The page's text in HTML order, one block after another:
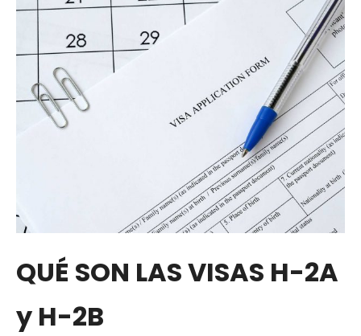
QUÉ SON LAS VISAS H-2A
y H-2B